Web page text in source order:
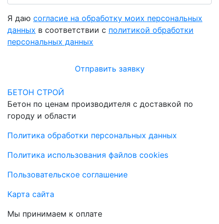
Я даю согласие на обработку моих персональных
данных в соответствии с политикой обработки
персональных данных
Отправить заявку
БЕТОН СТРОЙ
Бетон по ценам производителя с доставкой по
городу и области
Политика обработки персональных данных
Политика использования файлов cookies
Пользовательское соглашение
Карта сайта
Мы принимаем к оплате